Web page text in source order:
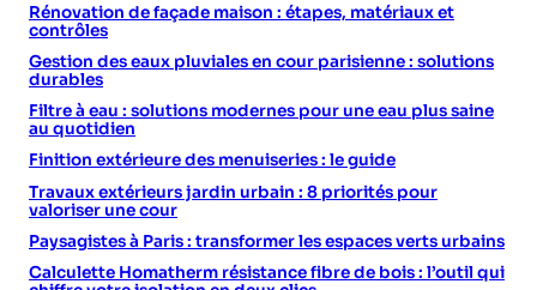
Rénovation de façade maison : étapes, matériaux et
contrôles
Gestion des eaux pluviales en cour parisienne : solutions
durables
Filtre à eau : solutions modernes pour une eau plus saine
au quotidien
Finition extérieure des menuiseries : le guide
Travaux extérieurs jardin urbain : 8 priorités pour
valoriser une cour
Paysagistes à Paris : transformer les espaces verts urbains
Calculette Homatherm résistance fibre de bois : l’outil qui